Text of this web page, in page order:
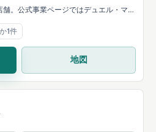
。公式事業ページではデュエル・マス
、Xross Starsの取扱いと、最大56席の
す。
1件
地図